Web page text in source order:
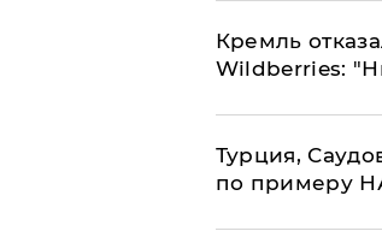
Кремль
Wildberries:
Турция,
по примеру